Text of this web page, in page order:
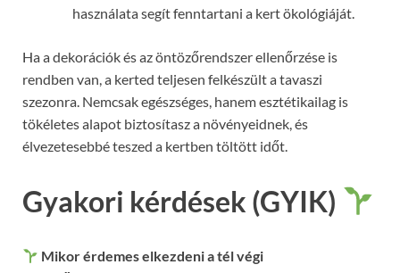
használata segít fenntartani a kert ökológiáját.
Ha a dekorációk és az öntözőrendszer ellenőrzése is
rendben van, a kerted teljesen felkészült a tavaszi
szezonra. Nemcsak egészséges, hanem esztétikailag is
tökéletes alapot biztosítasz a növényeidnek, és
élvezetesebbé teszed a kertben töltött időt.
Gyakori kérdések (GYIK)
Mikor érdemes elkezdeni a tél végi